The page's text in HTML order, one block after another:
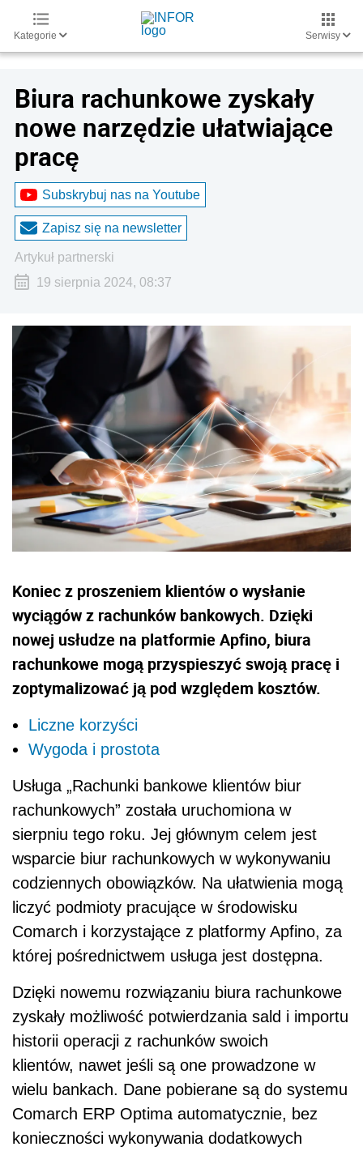
Kategorie Serwisy
Biura rachunkowe zyskały
nowe narzędzie ułatwiające
pracę
Subskrybuj nas na Youtube
Zapisz się na newsletter
artykuł partnerski
19 sierpnia 2024, 08:37
Koniec z proszeniem klientów o wysłanie
wyciągów z rachunków bankowych. Dzięki
nowej usłudze na platformie Apfino, biura
rachunkowe mogą przyspieszyć swoją pracę i
zoptymalizować ją pod względem kosztów.
Liczne korzyści
Wygoda i prostota
Usługa „Rachunki bankowe klientów biur
rachunkowych” została uruchomiona w
sierpniu tego roku. Jej głównym celem jest
wsparcie biur rachunkowych w wykonywaniu
codziennych obowiązków. Na ułatwienia mogą
liczyć podmioty pracujące w środowisku
Comarch i korzystające z platformy Apfino, za
której pośrednictwem usługa jest dostępna.
Dzięki nowemu rozwiązaniu biura rachunkowe
zyskały możliwość potwierdzania sald i importu
historii operacji z rachunków swoich
klientów, nawet jeśli są one prowadzone w
wielu bankach. Dane pobierane są do systemu
Comarch ERP Optima automatycznie, bez
konieczności wykonywania dodatkowych